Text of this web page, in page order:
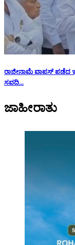
ರಾಜೀನಾಮೆ ವಾಪಸ್ ಪಡೆದ
ಸವದಿ...
ಜಾಹೀರಾತು